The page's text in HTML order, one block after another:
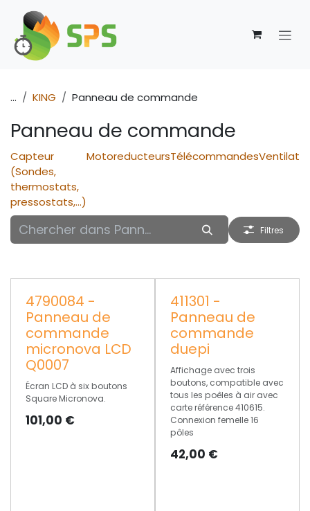
Se rendre au contenu
... KING Panneau de commande
Panneau de commande
Capteur
(Sondes,
thermostats,
pressostats,...)
MotoreducteursTélécommandes
Filtres
4790084 -
Panneau de
commande
micronova LCD
Q0007
Écran LCD à six boutons
Square Micronova.
101,00 €
411301 -
Panneau de
commande
duepi
Affichage avec trois
boutons, compatible avec
tous les poêles à air avec
carte référence 410615.
Connexion femelle 16
pôles
42,00 €